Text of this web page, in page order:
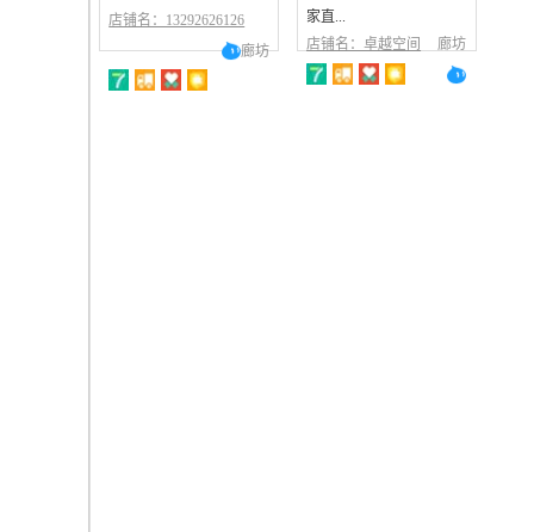
店铺名：13292626126
廊坊
家直...
店铺名：卓越空间
廊坊